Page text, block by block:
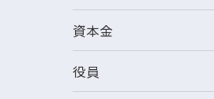
資本金
役員